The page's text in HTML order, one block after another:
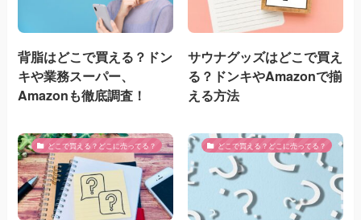
背脂はどこで買える？ドン
キや業務スーパー、
Amazonも徹底調査！
サウナグッズはどこで買え
る？ドンキやAmazonで揃
える方法
どこで買える？どこに売ってる？ どこで買える？どこに売ってる？